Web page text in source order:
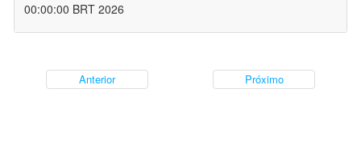
00:00:00 BRT 2026
Anterior Próximo